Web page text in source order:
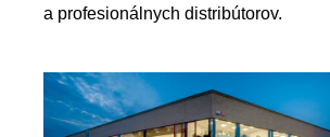
a profesionálnych distribútorov.